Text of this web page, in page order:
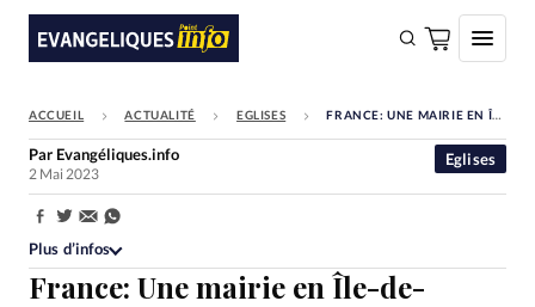
FAIRE UN DON
Faire un don
Eglises
Société
ACCUEIL ACTUALITÉ EGLISES FRANCE: UNE MAIRIE EN ÎLE-DE-FRANCE RETIRE LES MODULES D’UNE ÉGLISE ÉVANGÉLIQUE TZIGANE
France: Une mairie en Île-de-
Eglises
Par Evangéliques.info
2 Mai 2023
Partager:
Plus d’infos